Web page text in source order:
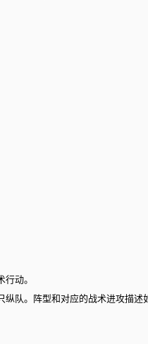
动。
队。阵型和对应的战术进攻描述